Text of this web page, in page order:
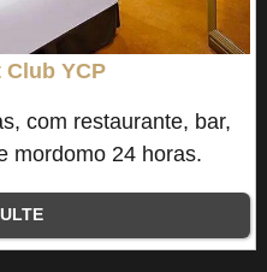
Club YCP
com restaurante, bar,
mordomo 24 horas.